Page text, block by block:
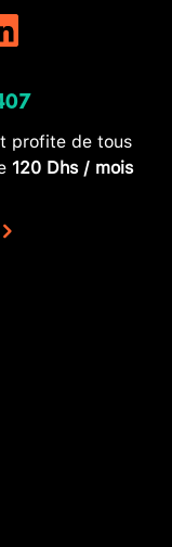
profite de tous
120 Dhs / mois